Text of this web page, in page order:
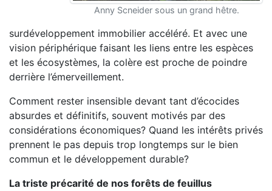
Anny Scneider sous un grand hêtre.
surdéveloppement immobilier accéléré. Et avec une
vision périphérique faisant les liens entre les espèces
et les écosystèmes, la colère est proche de poindre
derrière l’émerveillement.
Comment rester insensible devant tant d’écocides
absurdes et définitifs, souvent motivés par des
considérations économiques? Quand les intérêts privés
prennent le pas depuis trop longtemps sur le bien
commun et le développement durable?
La triste précarité de nos forêts de feuillus